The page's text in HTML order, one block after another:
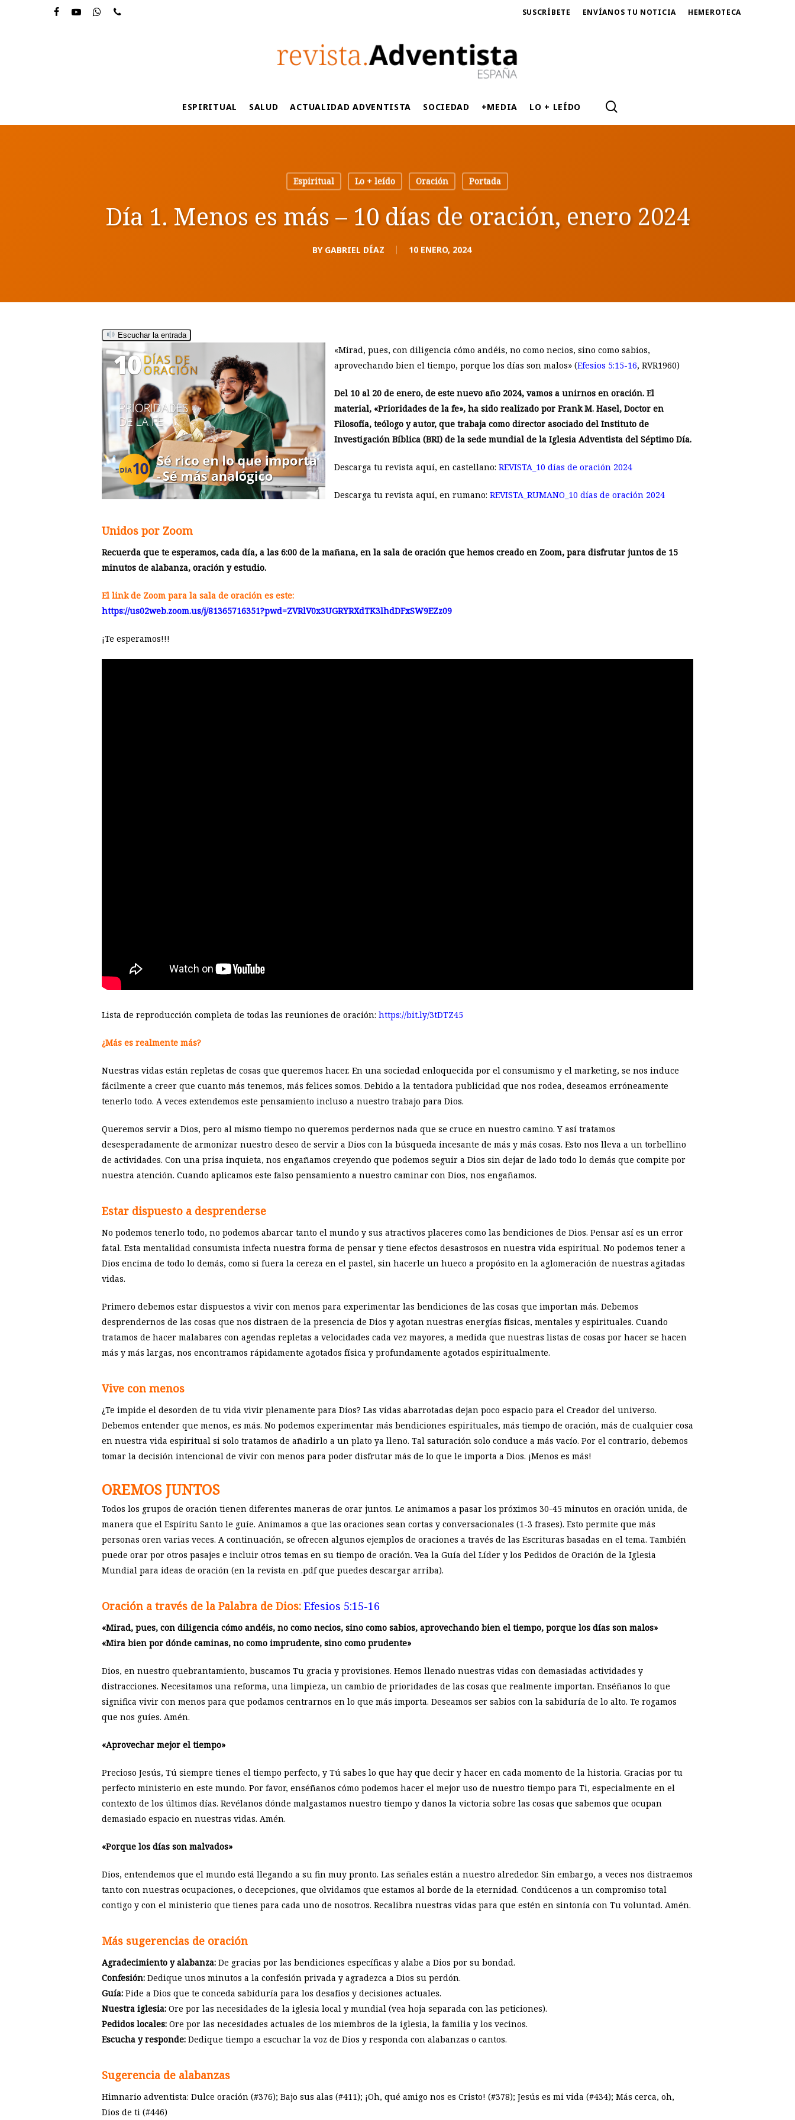
SUSCRÍBETE ENVÍANOS TU NOTICIA HEMEROTECA
Hit enter to search or ESC to close
ESPIRITUAL SALUD ACTUALIDAD ADVENTISTA SOCIEDAD +MEDIA LO + LEÍDO
Espiritual Lo + leído Oración Portada
Día 1. Menos es más – 10 días de oración, enero 2024
BY GABRIEL DÍAZ 10 ENERO, 2024
Escuchar la entrada
«Mirad, pues, con diligencia cómo andéis, no como necios, sino como sabios,
aprovechando bien el tiempo, porque los días son malos» (Efesios 5:15-16, RVR1960)
Del 10 al 20 de enero, de este nuevo año 2024, vamos a unirnos en oración. El
material, «Prioridades de la fe», ha sido realizado por Frank M. Hasel, Doctor en
Filosofía, teólogo y autor, que trabaja como director asociado del Instituto de
Investigación Bíblica (BRI) de la sede mundial de la Iglesia Adventista del Séptimo Día.
Descarga tu revista aquí, en castellano: REVISTA_10 días de oración 2024
Descarga tu revista aquí, en rumano: REVISTA_RUMANO_10 días de oración 2024
Unidos por Zoom
Recuerda que te esperamos, cada día, a las 6:00 de la mañana, en la sala de oración que hemos creado en Zoom, para disfrutar juntos de 15
minutos de alabanza, oración y estudio.
El link de Zoom para la sala de oración es este:
https://us02web.zoom.us/j/81365716351?pwd=ZVRlV0x3UGRYRXdTK3lhdDFxSW9EZz09
¡Te esperamos!!!
Lista de reproducción completa de todas las reuniones de oración: https://bit.ly/3tDTZ45
¿Más es realmente más?
Nuestras vidas están repletas de cosas que queremos hacer. En una sociedad enloquecida por el consumismo y el marketing, se nos induce
fácilmente a creer que cuanto más tenemos, más felices somos. Debido a la tentadora publicidad que nos rodea, deseamos erróneamente
tenerlo todo. A veces extendemos este pensamiento incluso a nuestro trabajo para Dios.
Queremos servir a Dios, pero al mismo tiempo no queremos perdernos nada que se cruce en nuestro camino. Y así tratamos
desesperadamente de armonizar nuestro deseo de servir a Dios con la búsqueda incesante de más y más cosas. Esto nos lleva a un torbellino
de actividades. Con una prisa inquieta, nos engañamos creyendo que podemos seguir a Dios sin dejar de lado todo lo demás que compite por
nuestra atención. Cuando aplicamos este falso pensamiento a nuestro caminar con Dios, nos engañamos.
Estar dispuesto a desprenderse
No podemos tenerlo todo, no podemos abarcar tanto el mundo y sus atractivos placeres como las bendiciones de Dios. Pensar así es un error
fatal. Esta mentalidad consumista infecta nuestra forma de pensar y tiene efectos desastrosos en nuestra vida espiritual. No podemos tener a
Dios encima de todo lo demás, como si fuera la cereza en el pastel, sin hacerle un hueco a propósito en la aglomeración de nuestras agitadas
vidas.
Primero debemos estar dispuestos a vivir con menos para experimentar las bendiciones de las cosas que importan más. Debemos
desprendernos de las cosas que nos distraen de la presencia de Dios y agotan nuestras energías físicas, mentales y espirituales. Cuando
tratamos de hacer malabares con agendas repletas a velocidades cada vez mayores, a medida que nuestras listas de cosas por hacer se hacen
más y más largas, nos encontramos rápidamente agotados física y profundamente agotados espiritualmente.
Vive con menos
¿Te impide el desorden de tu vida vivir plenamente para Dios? Las vidas abarrotadas dejan poco espacio para el Creador del universo.
Debemos entender que menos, es más. No podemos experimentar más bendiciones espirituales, más tiempo de oración, más de cualquier cosa
en nuestra vida espiritual si solo tratamos de añadirlo a un plato ya lleno. Tal saturación solo conduce a más vacío. Por el contrario, debemos
tomar la decisión intencional de vivir con menos para poder disfrutar más de lo que le importa a Dios. ¡Menos es más!
OREMOS JUNTOS
Todos los grupos de oración tienen diferentes maneras de orar juntos. Le animamos a pasar los próximos 30-45 minutos en oración unida, de
manera que el Espíritu Santo le guíe. Animamos a que las oraciones sean cortas y conversacionales (1-3 frases). Esto permite que más
personas oren varias veces. A continuación, se ofrecen algunos ejemplos de oraciones a través de las Escrituras basadas en el tema. También
puede orar por otros pasajes e incluir otros temas en su tiempo de oración. Vea la Guía del Líder y los Pedidos de Oración de la Iglesia
Mundial para ideas de oración (en la revista en .pdf que puedes descargar arriba).
Oración a través de la Palabra de Dios: Efesios 5:15-16
«Mirad, pues, con diligencia cómo andéis, no como necios, sino como sabios, aprovechando bien el tiempo, porque los días son malos»
«Mira bien por dónde caminas, no como imprudente, sino como prudente»
Dios, en nuestro quebrantamiento, buscamos Tu gracia y provisiones. Hemos llenado nuestras vidas con demasiadas actividades y
distracciones. Necesitamos una reforma, una limpieza, un cambio de prioridades de las cosas que realmente importan. Enséñanos lo que
significa vivir con menos para que podamos centrarnos en lo que más importa. Deseamos ser sabios con la sabiduría de lo alto. Te rogamos
que nos guíes. Amén.
«Aprovechar mejor el tiempo»
Precioso Jesús, Tú siempre tienes el tiempo perfecto, y Tú sabes lo que hay que decir y hacer en cada momento de la historia. Gracias por tu
perfecto ministerio en este mundo. Por favor, enséñanos cómo podemos hacer el mejor uso de nuestro tiempo para Ti, especialmente en el
contexto de los últimos días. Revélanos dónde malgastamos nuestro tiempo y danos la victoria sobre las cosas que sabemos que ocupan
demasiado espacio en nuestras vidas. Amén.
«Porque los días son malvados»
Dios, entendemos que el mundo está llegando a su fin muy pronto. Las señales están a nuestro alrededor. Sin embargo, a veces nos distraemos
tanto con nuestras ocupaciones, o decepciones, que olvidamos que estamos al borde de la eternidad. Condúcenos a un compromiso total
contigo y con el ministerio que tienes para cada uno de nosotros. Recalibra nuestras vidas para que estén en sintonía con Tu voluntad. Amén.
Más sugerencias de oración
Agradecimiento y alabanza: De gracias por las bendiciones específicas y alabe a Dios por su bondad.
Confesión: Dedique unos minutos a la confesión privada y agradezca a Dios su perdón.
Guía: Pide a Dios que te conceda sabiduría para los desafíos y decisiones actuales.
Nuestra iglesia: Ore por las necesidades de la iglesia local y mundial (vea hoja separada con las peticiones).
Pedidos locales: Ore por las necesidades actuales de los miembros de la iglesia, la familia y los vecinos.
Escucha y responde: Dedique tiempo a escuchar la voz de Dios y responda con alabanzas o cantos.
Sugerencia de alabanzas
Himnario adventista: Dulce oración (#376); Bajo sus alas (#411); ¡Oh, qué amigo nos es Cristo! (#378); Jesús es mi vida (#434); Más cerca, oh,
Dios de ti (#446)